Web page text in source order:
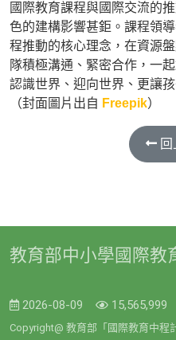
國際教育課程與國際交流的
色的建構影響甚鉅。課程領
程推動的核心理念，在資源
隊積極溝通、緊密合作，一
認識世界、迎向世界、更讓
（封面圖片出自 Freepik）
教育部中小學國際教
2026-08-09 15,565,999
Copyright@ 教育部「國際教育中程